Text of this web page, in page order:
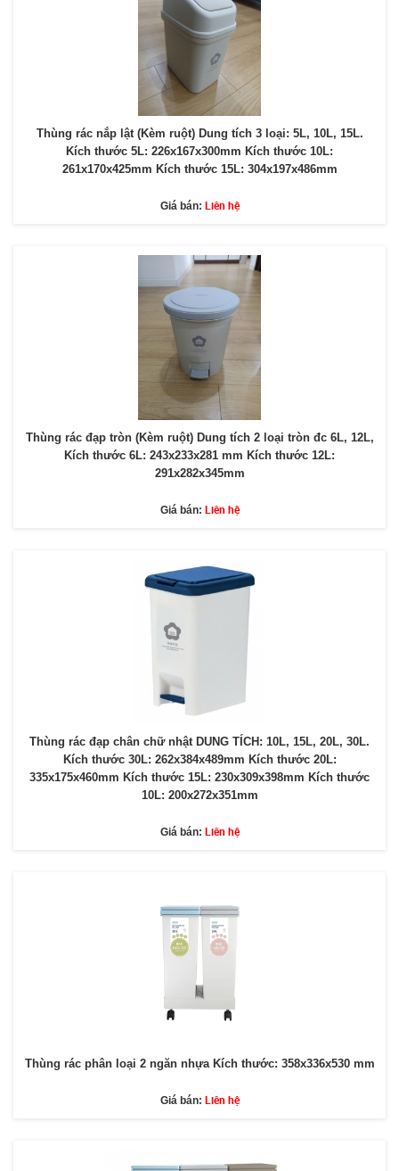
Thùng rác nắp lật (Kèm ruột) Dung tích 3 loại: 5L, 10L, 15L.
Kích thước 5L: 226x167x300mm Kích thước 10L:
261x170x425mm Kích thước 15L: 304x197x486mm
Giá bán: Liên hệ
Thùng rác đạp tròn (Kèm ruột) Dung tích 2 loại tròn đc 6L, 12L,
Kích thước 6L: 243x233x281 mm Kích thước 12L:
291x282x345mm
Giá bán: Liên hệ
Thùng rác đạp chân chữ nhật DUNG TÍCH: 10L, 15L, 20L, 30L.
Kích thước 30L: 262x384x489mm Kích thước 20L:
335x175x460mm Kích thước 15L: 230x309x398mm Kích thước
10L: 200x272x351mm
Giá bán: Liên hệ
Thùng rác phân loại 2 ngăn nhựa Kích thước: 358x336x530 mm
Giá bán: Liên hệ